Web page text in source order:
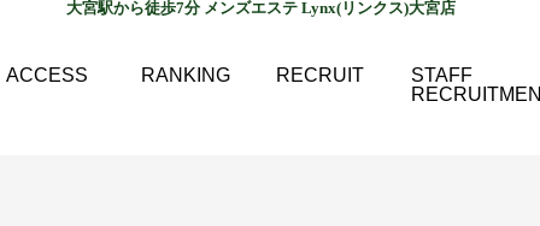
大宮駅から徒歩7分 メンズエステ Lynx(リンクス)大宮店
ACCESS RANKING RECRUIT
STAFF